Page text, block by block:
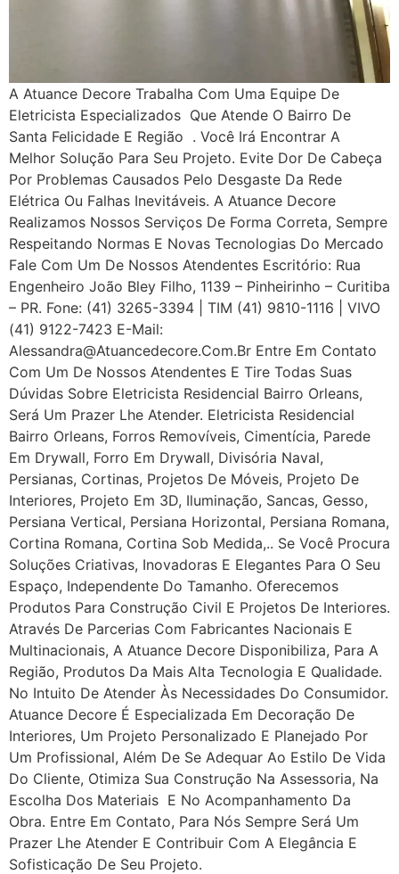
A Atuance Decore Trabalha Com Uma Equipe De
Eletricista Especializados Que Atende O Bairro De
Santa Felicidade E Região . Você Irá Encontrar A
Melhor Solução Para Seu Projeto. Evite Dor De Cabeça
Por Problemas Causados Pelo Desgaste Da Rede
Elétrica Ou Falhas Inevitáveis. A Atuance Decore
Realizamos Nossos Serviços De Forma Correta, Sempre
Respeitando Normas E Novas Tecnologias Do Mercado
Fale Com Um De Nossos Atendentes Escritório: Rua
Engenheiro João Bley Filho, 1139 – Pinheirinho – Curitiba
– PR. Fone: (41) 3265-3394 | TIM (41) 9810-1116 | VIVO
(41) 9122-7423 E-Mail:
Alessandra@atuancedecore.com.br Entre Em Contato
Com Um De Nossos Atendentes E Tire Todas Suas
Dúvidas Sobre Eletricista Residencial Bairro Orleans,
Será Um Prazer Lhe Atender. Eletricista Residencial
Bairro Orleans, Forros Removíveis, Cimentícia, Parede
Em Drywall, Forro Em Drywall, Divisória Naval,
Persianas, Cortinas, Projetos De Móveis, Projeto De
Interiores, Projeto Em 3D, Iluminação, Sancas, Gesso,
Persiana Vertical, Persiana Horizontal, Persiana Romana,
Cortina Romana, Cortina Sob Medida,.. Se Você Procura
Soluções Criativas, Inovadoras E Elegantes Para O Seu
Espaço, Independente Do Tamanho. Oferecemos
Produtos Para Construção Civil E Projetos De Interiores.
Através De Parcerias Com Fabricantes Nacionais E
Multinacionais, A Atuance Decore Disponibiliza, Para A
Região, Produtos Da Mais Alta Tecnologia E Qualidade.
No Intuito De Atender Às Necessidades Do Consumidor.
Atuance Decore É Especializada Em Decoração De
Interiores, Um Projeto Personalizado E Planejado Por
Um Profissional, Além De Se Adequar Ao Estilo De Vida
Do Cliente, Otimiza Sua Construção Na Assessoria, Na
Escolha Dos Materiais E No Acompanhamento Da
Obra. Entre Em Contato, Para Nós Sempre Será Um
Prazer Lhe Atender E Contribuir Com A Elegância E
Sofisticação De Seu Projeto.